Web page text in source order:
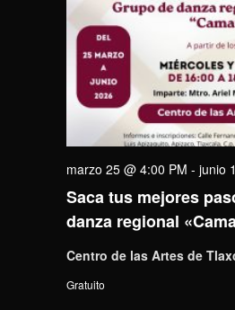
Saca tus mejores
danza regional
marzo 25 @ 4:00 PM - junio
Centro de las Artes de
Gratuito